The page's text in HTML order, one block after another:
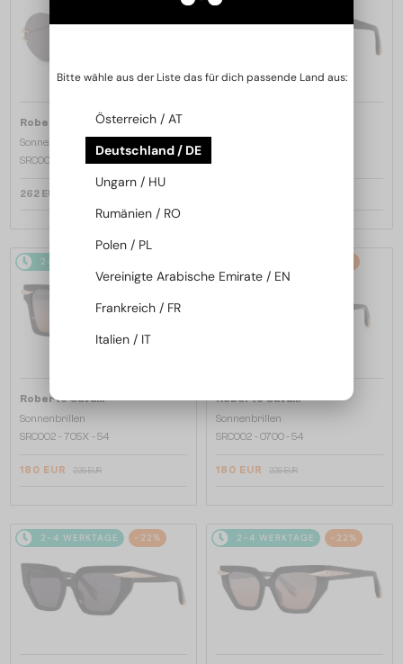
Roberto Cavalli—
Sonnenbrillen
SRC006 - 0300 - 63
262 EUR
2-4 WERKTAGE
Roberto Cavalli—
Sonnenbrillen
SRC002 - 705X - 54
180 EUR 226 EUR
Roberto Cavalli—
Sonnenbrillen
SRC002 - 0700 - 54
180 EUR 226 EUR
2-4 WERKTAGE -22% 2-4 WERKTAGE -22%
Bitte wähle aus der Liste das für dich passende Land aus:
Österreich / AT
Deutschland / DE
Ungarn / HU
Rumänien / RO
Polen / PL
Vereinigte Arabische Emirate / EN
Frankreich / FR
Italien / IT